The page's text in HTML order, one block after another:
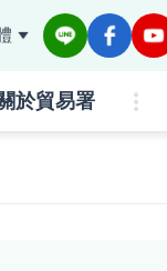
於貿易署